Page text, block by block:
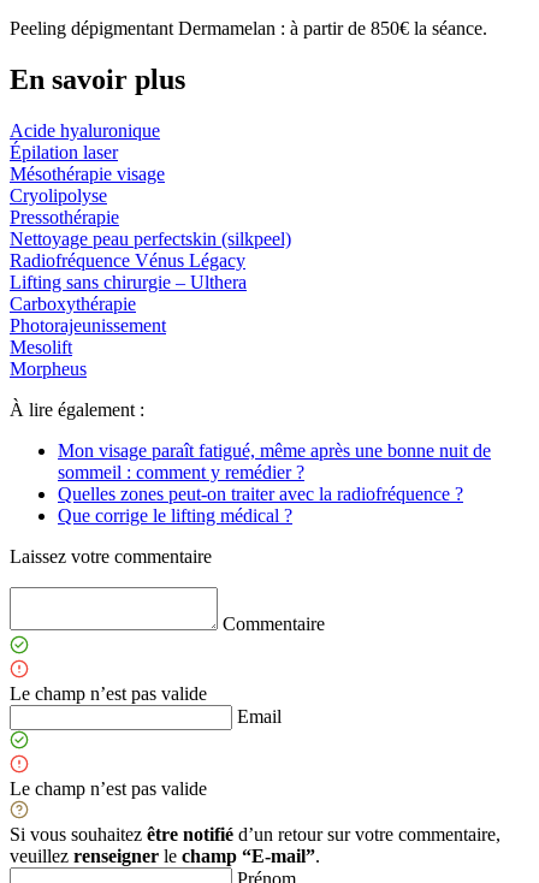
Peeling dépigmentant Dermamelan : à partir de 850€ la séance.
En savoir plus
Acide hyaluronique
Épilation laser
Mésothérapie visage
Cryolipolyse
Pressothérapie
Nettoyage peau perfectskin (silkpeel)
Radiofréquence Vénus Légacy
Lifting sans chirurgie – Ulthera
Carboxythérapie
Photorajeunissement
Mesolift
Morpheus
À lire également :
Mon visage paraît fatigué, même après une bonne nuit de
sommeil : comment y remédier ?
Quelles zones peut-on traiter avec la radiofréquence ?
Que corrige le lifting médical ?
Laissez votre commentaire
Commentaire
Le champ n’est pas valide
Email
Le champ n’est pas valide
Si vous souhaitez être notifié d’un retour sur votre commentaire,
veuillez renseigner le champ “E-mail”.
Prénom